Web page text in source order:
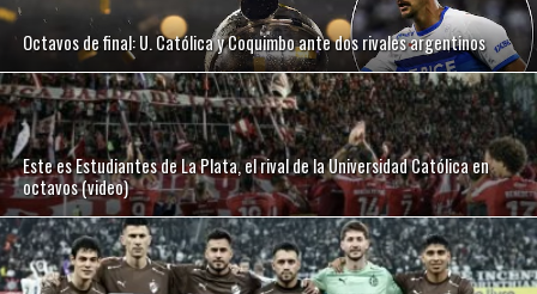
Octavos de final: U. Católica y Coquimbo ante dos rivales argentinos
Este es Estudiantes de La Plata, el rival de la Universidad Católica en
octavos (video)